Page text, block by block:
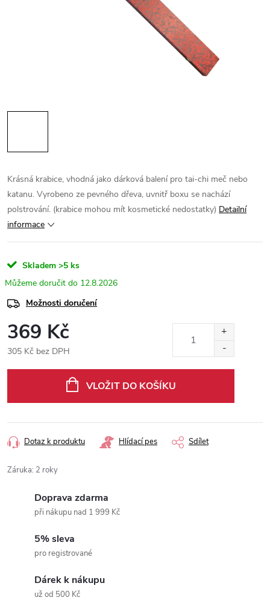
Krásná krabice, vhodná jako dárková balení pro tai-chi meč nebo
katanu. Vyrobeno ze pevného dřeva, uvnitř boxu se nachází
polstrování. (krabice mohou mít kosmetické nedostatky) Detailní
informace
Skladem >5 ks
12.8.2026
Možnosti doručení
369 Kč
305 Kč bez DPH
VLOŽIT DO KOŠÍKU
Dotaz k produktu Hlídací pes Sdílet
Záruka: 2 roky
Doprava zdarma
při nákupu nad 1 999 Kč
5% sleva
pro registrované
Dárek k nákupu
už od 500 Kč